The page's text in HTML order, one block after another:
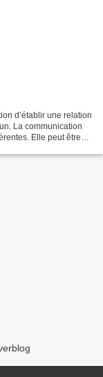
d’établir une relation
La communication
Elle peut être